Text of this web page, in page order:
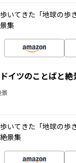
いてきた「地球の歩
集
イツのことばと絶
いてきた「地球の歩
景集